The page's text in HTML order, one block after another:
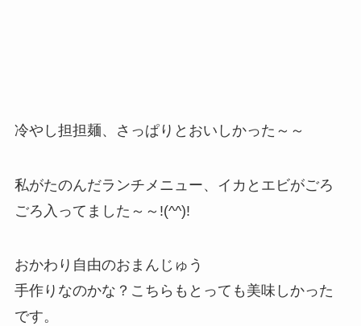
冷やし担担麺、さっぱりとおいしかった～～
私がたのんだランチメニュー、イカとエビがごろ
ごろ入ってました～～!(^^)!
おかわり自由のおまんじゅう
手作りなのかな？こちらもとっても美味しかった
です。